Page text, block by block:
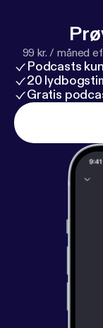
99 kr. / måned
Podcasts
20
Gratis